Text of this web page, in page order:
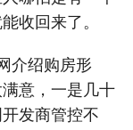
收回来了。
介绍购房形
意，一是几十
发商管控不